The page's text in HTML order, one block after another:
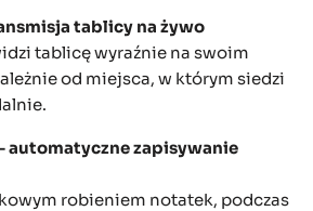
tablicy na żywo
tablicę wyraźnie na swoim
od miejsca, w którym siedzi
automatyczne zapisywanie
robieniem notatek, podczas